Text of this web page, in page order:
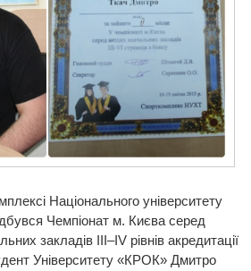
Національного університету
Чемпіонат м. Києва серед
закладів III–IV рівнів акредитації
Університету «КРОК» Дмитро